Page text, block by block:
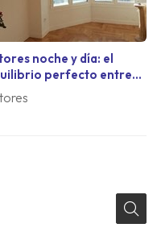
noche y día: el
perfecto entre
y privacidad